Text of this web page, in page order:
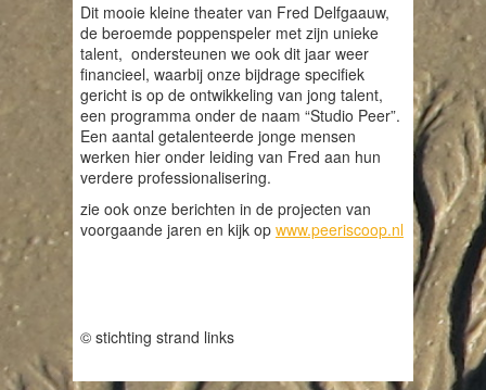
Dit mooie kleine theater van Fred Delfgaauw,
de beroemde poppenspeler met zijn unieke
talent, ondersteunen we ook dit jaar weer
financieel, waarbij onze bijdrage specifiek
gericht is op de ontwikkeling van jong talent,
een programma onder de naam “Studio Peer”.
Een aantal getalenteerde jonge mensen
werken hier onder leiding van Fred aan hun
verdere professionalisering.
zie ook onze berichten in de projecten van
voorgaande jaren en kijk op www.peeriscoop.nl
© stichting strand links